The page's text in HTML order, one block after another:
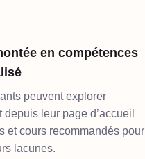
en compétences
peuvent explorer
depuis leur page d’accueil
et cours recommandés pour
lacunes.